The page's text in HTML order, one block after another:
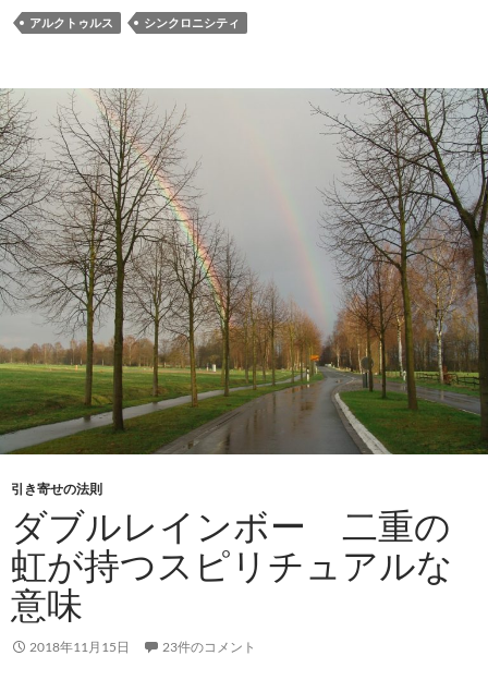
アルクトゥルス シンクロニシティ
引き寄せの法則
ダブルレインボー 二重の
虹が持つスピリチュアルな
意味
2018年11月15日 23件のコメント